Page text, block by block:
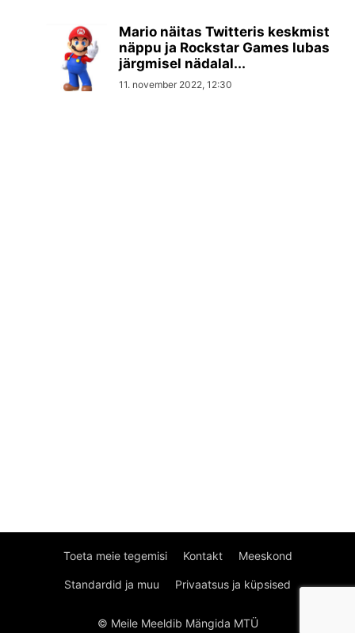
Mario näitas Twitteris keskmist
näppu ja Rockstar Games lubas
järgmisel nädalal...
11. november 2022, 12:30
Toeta meie tegemisi Kontakt Meeskond
Standardid ja muu Privaatsus ja küpsised
© Meile Meeldib Mängida MTÜ